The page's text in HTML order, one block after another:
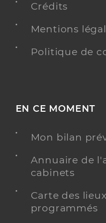
Crédits
Mentions
Politique de
EN CE MOMENT
Mon bilan
Annuaire de
cabinets
Carte des
programmés